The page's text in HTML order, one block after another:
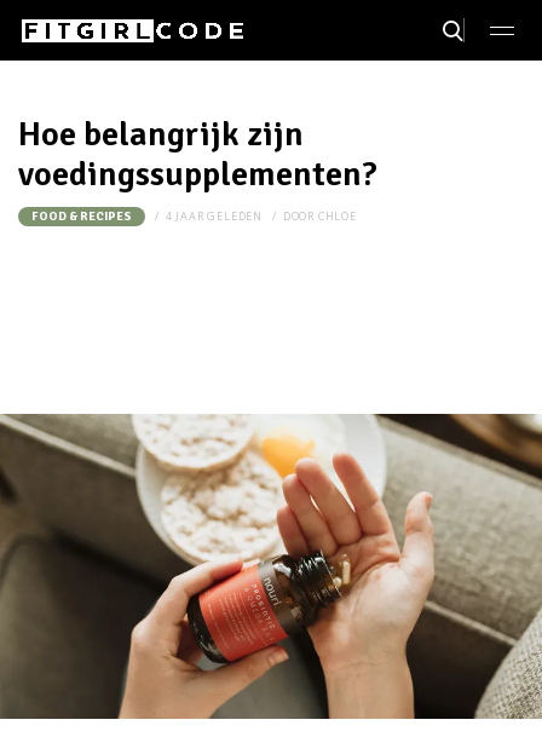
Hoe belangrijk zijn
voedingssupplementen?
FOOD & RECIPES 4 JAAR GELEDEN DOOR CHLOE